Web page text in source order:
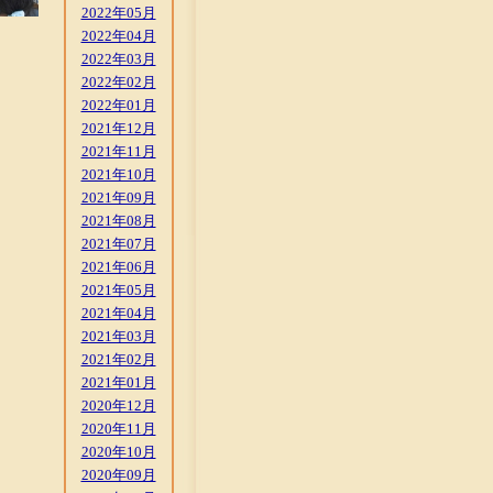
2022年05月
2022年04月
2022年03月
2022年02月
2022年01月
2021年12月
2021年11月
2021年10月
2021年09月
2021年08月
2021年07月
2021年06月
2021年05月
2021年04月
2021年03月
2021年02月
2021年01月
2020年12月
2020年11月
2020年10月
2020年09月